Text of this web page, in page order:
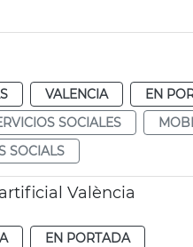
VALENCIA
EN
SOCIALES
SOCIALS
València
EN PORTADA